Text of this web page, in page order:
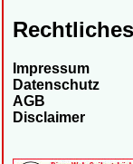
Rechtliches
Impressum
Datenschutz
AGB
Disclaimer